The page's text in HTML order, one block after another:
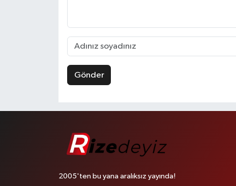
Gönder
2005'ten bu yana aralıksız yayında!